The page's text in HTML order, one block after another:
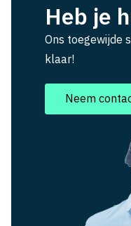
Heb je
Ons toegewijde
klaar!
Neem